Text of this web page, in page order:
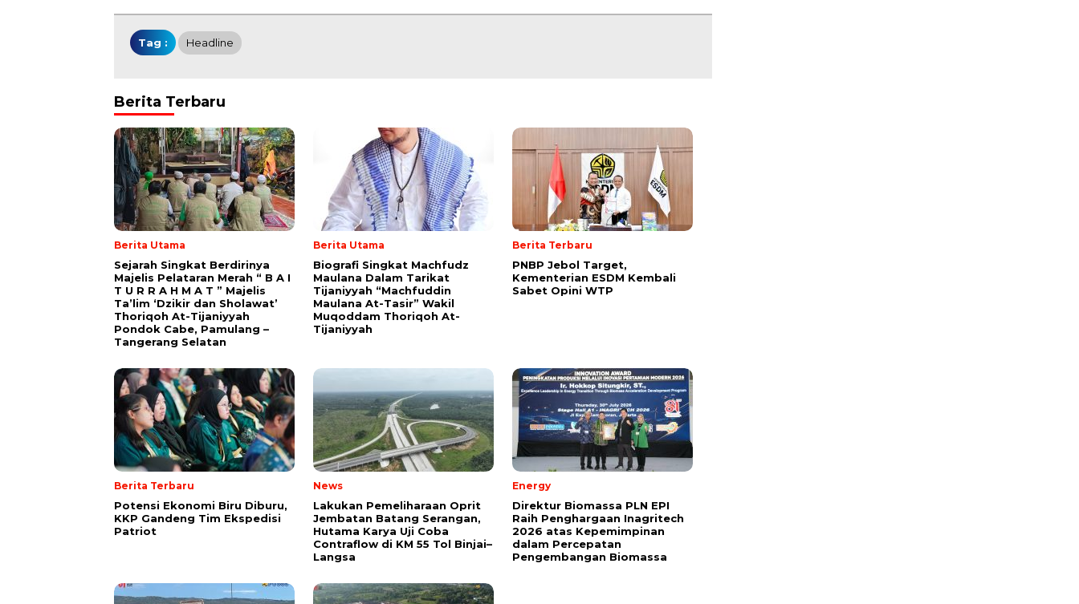
Tag : Headline
Berita Terbaru
Berita Utama
Sejarah Singkat Berdirinya
Majelis Pelataran Merah “ B A I
T U R R A H M A T ” Majelis
Ta’lim ‘Dzikir dan Sholawat’
Thoriqoh At-Tijaniyyah
Pondok Cabe, Pamulang –
Tangerang Selatan
Berita Utama
Biografi Singkat Machfudz
Maulana Dalam Tarikat
Tijaniyyah “Machfuddin
Maulana At-Tasir” Wakil
Muqoddam Thoriqoh At-
Tijaniyyah
Berita Terbaru
PNBP Jebol Target,
Kementerian ESDM Kembali
Sabet Opini WTP
Berita Terbaru
Potensi Ekonomi Biru Diburu,
KKP Gandeng Tim Ekspedisi
Patriot
News
Lakukan Pemeliharaan Oprit
Jembatan Batang Serangan,
Hutama Karya Uji Coba
Contraflow di KM 55 Tol Binjai–
Langsa
Energy
Direktur Biomassa PLN EPI
Raih Penghargaan Inagritech
2026 atas Kepemimpinan
dalam Percepatan
Pengembangan Biomassa